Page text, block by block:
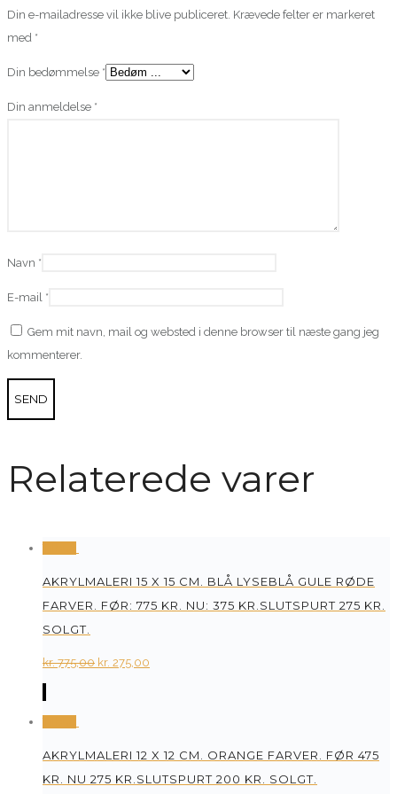
Din e-mailadresse vil ikke blive publiceret. Krævede felter er markeret
med *
Din bedømmelse *
Din anmeldelse *
Navn *
E-mail *
Gem mit navn, mail og websted i denne browser til næste gang jeg
kommenterer.
Relaterede varer
AKRYLMALERI 15 X 15 CM. BLÅ LYSEBLÅ GULE RØDE
FARVER. FØR: 775 KR. NU: 375 KR.SLUTSPURT 275 KR.
SOLGT.
kr.775,00 Original
kr. 275,00
AKRYLMALERI 12 X 12 CM. ORANGE FARVER. FØR 475
KR. NU 275 KR.SLUTSPURT 200 KR. SOLGT.